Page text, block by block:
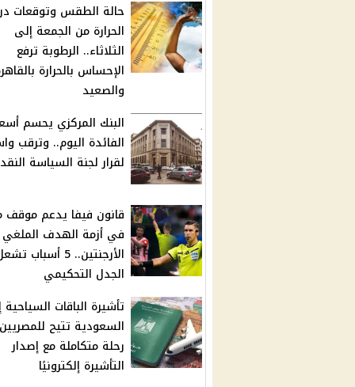
حالة الطقس وتوقعات
الحرارة من الجمعة إلى
الثلاثاء.. الرطوبة ترفع
الإحساس بالحرارة
والصعيد
البنك المركزي يحسم
الفائدة اليوم.. وترقب
لقرار لجنة السياسة
قانون فيفا يدعم موقف
في أزمة الهدف الملغي
الأرجنتين.. 5 أسباب
الجدل التحكيمي
تأشيرة الباقات
السعودية تتيح
رحلة متكاملة مع إصدار
التأشيرة إلكترونيًا